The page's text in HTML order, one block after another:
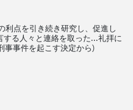
利点を引き続き研究し、促進し
る人々と連絡を取った...礼拝に
事事件を起こす決定から)